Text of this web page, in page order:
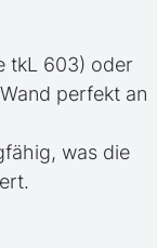
tkL 603) oder
perfekt an
was die